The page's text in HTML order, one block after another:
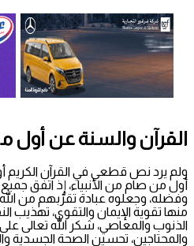
القرآن والسنة عن أول
ولم يرد نص قطعي في القرآن الكريم أو
أول من صام من الأنبياء، إذ اتفق
وفضله، وجعلوه عبادة تقرّبهم من
منها تقوية الإيمان والتقوى، تهذيب
الذنوب والمعاصي، شكر الله تعالى
والمحتاجين، تحسين الصحة الجسدية